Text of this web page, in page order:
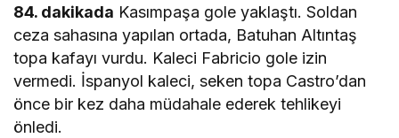
84. dakikada Kasımpaşa gole yaklaştı. Soldan
ceza sahasına yapılan ortada, Batuhan Altıntaş
topa kafayı vurdu. Kaleci Fabricio gole izin
vermedi. İspanyol kaleci, seken topa Castro’dan
önce bir kez daha müdahale ederek tehlikeyi
önledi.